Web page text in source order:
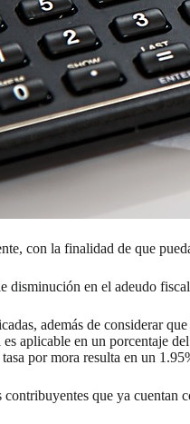
con la finalidad de que
en el adeudo
además de considerar
aplicable en un porcentaje
por mora resulta en un
que ya